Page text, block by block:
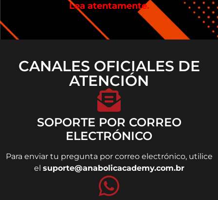
Lea atentamente.
CANALES OFICIALES DE
ATENCIÓN
SOPORTE POR CORREO
ELECTRÓNICO
Para enviar tu pregunta por correo electrónico, utilice
el suporte@anabolicacademy.com.br